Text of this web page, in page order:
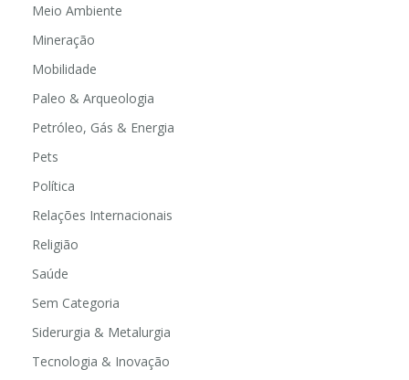
Meio Ambiente
Mineração
Mobilidade
Paleo & Arqueologia
Petróleo, Gás & Energia
Pets
Política
Relações Internacionais
Religião
Saúde
Sem Categoria
Siderurgia & Metalurgia
Tecnologia & Inovação